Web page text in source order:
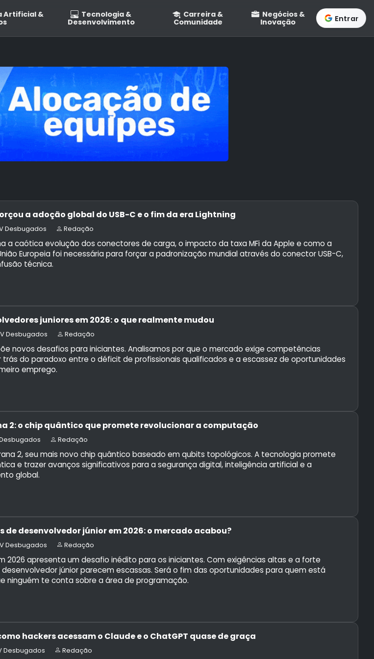
Artificial &
Tecnologia &
Desenvolvimento
Carreira &
Comunidade
Negócios &
Inovação
Entrar
a adoção global do USB-C e o fim da era Lightning
Desbugados Redação
a caótica evolução dos conectores de carga, o impacto da taxa MFi da Apple e como a
Europeia foi necessária para forçar a padronização mundial através do conector USB-C,
técnica.
juniores em 2026: o que realmente mudou
Desbugados Redação
novos desafios para iniciantes. Analisamos por que o mercado exige competências
do paradoxo entre o déficit de profissionais qualificados e a escassez de oportunidades
emprego.
2: o chip quântico que promete revolucionar a computação
Redação
2, seu mais novo chip quântico baseado em qubits topológicos. A tecnologia promete
e trazer avanços significativos para a segurança digital, inteligência artificial e a
global.
de desenvolvedor júnior em 2026: o mercado acabou?
Desbugados Redação
2026 apresenta um desafio inédito para os iniciantes. Com exigências altas e a forte
júnior parecem escassas. Será o fim das oportunidades para quem está
ninguém te conta sobre a área de programação.
hackers acessam o Claude e o ChatGPT quase de graça
Desbugados Redação